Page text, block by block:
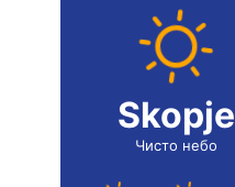
Skopje
Чисто небо